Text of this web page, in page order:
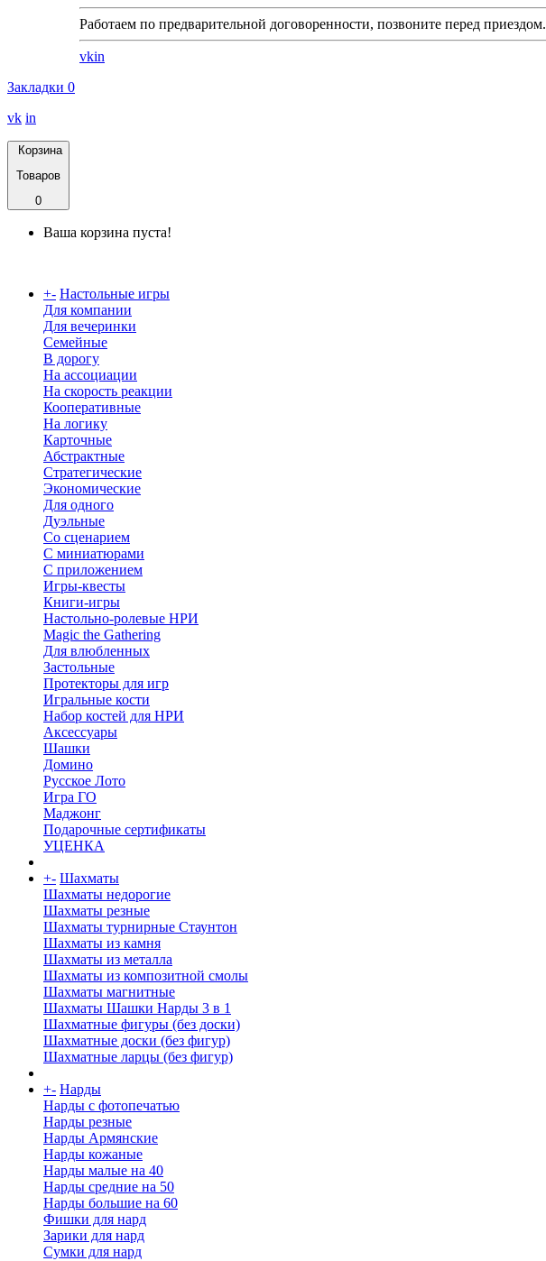
Работаем по предварительной договоренности, позвоните перед приездом.
vkin
Закладки 0
vk in
Корзина
Товаров
0
Ваша корзина пуста!
+- Настольные игры
Для компании
Для вечеринки
Семейные
В дорогу
На ассоциации
На скорость реакции
Кооперативные
На логику
Карточные
Абстрактные
Стратегические
Экономические
Для одного
Дуэльные
Со сценарием
С миниатюрами
С приложением
Игры-квесты
Книги-игры
Настольно-ролевые НРИ
Magic the Gathering
Для влюбленных
Застольные
Протекторы для игр
Игральные кости
Набор костей для НРИ
Аксессуары
Шашки
Домино
Русское Лото
Игра ГО
Маджонг
Подарочные сертификаты
УЦЕНКА
+- Шахматы
Шахматы недорогие
Шахматы резные
Шахматы турнирные Стаунтон
Шахматы из камня
Шахматы из металла
Шахматы из композитной смолы
Шахматы магнитные
Шахматы Шашки Нарды 3 в 1
Шахматные фигуры (без доски)
Шахматные доски (без фигур)
Шахматные ларцы (без фигур)
+- Нарды
Нарды с фотопечатью
Нарды резные
Нарды Армянские
Нарды кожаные
Нарды малые на 40
Нарды средние на 50
Нарды большие на 60
Фишки для нард
Зарики для нард
Сумки для нард